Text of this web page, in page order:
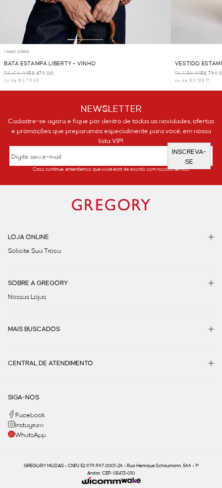
+ MAIS CORES
BATA ESTAMPA LIBERTY - VINHO
R$ 678,00R$ 479,00
6x de R$ 79,83
VESTIDO
R$ 1.138,00R$
6x de R$ 133,17
NEWSLETTER
Cadastre-se agora e fique por dentro de todas as novidades, ofertas
e promoções que preparamos especialmente para você, em nossa
lista VIP!
INSCREVA-
SE
Caso continue, entendemos que você está de acordo com nossos termos.
LOJA ONLINE
Solicite Sua Troca
SOBRE A GREGORY
Nossas Lojas
MAIS BUSCADOS
CENTRAL DE ATENDIMENTO
SIGA-NOS
Facebook
Instagram
WhatsApp
GREGORY MODAS - CNPJ 52.978.897.0001-26 - Rua Henrique Schaumann, 566 - 1º
Andar, CEP: 05413-010